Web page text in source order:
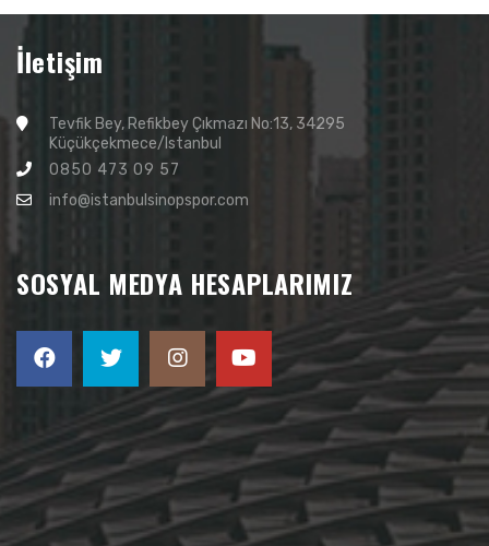
İletişim
Tevfik Bey, Refikbey Çıkmazı No:13, 34295
Küçükçekmece/Istanbul
0850 473 09 57
info@istanbulsinopspor.com
SOSYAL MEDYA HESAPLARIMIZ